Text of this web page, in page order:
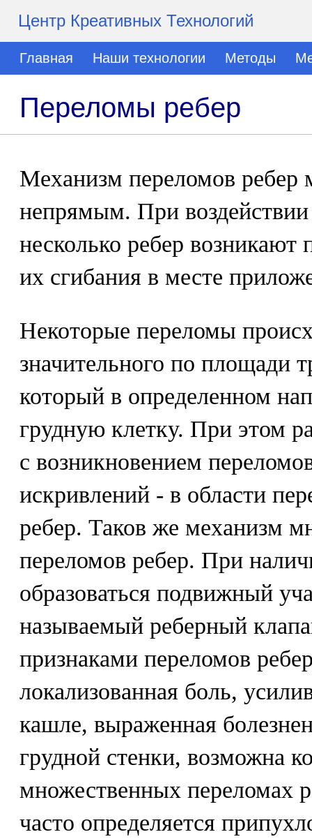
Центр Креативных Технологий
Главная Наши технологии Методы
Переломы ребер
Механизм переломов
непрямым. При
несколько ребер возникают
их сгибания в месте
Некоторые переломы
значительного по площади
который в определенном
грудную клетку. При этом
с возникновением
искривлений - в области
ребер. Таков же механизм
переломов ребер. При
образоваться подвижный
называемый реберный
признаками переломов
локализованная боль,
кашле, выраженная
грудной стенки, возможна
множественных переломах
часто определяется